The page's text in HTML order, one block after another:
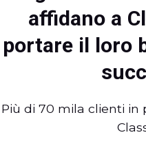
affidano a
portare il loro
Più di 70 mila clienti in